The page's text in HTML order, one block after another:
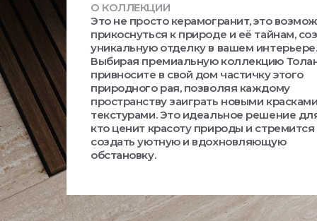
О КОЛЛЕКЦИИ
Это не просто керамогранит, это
прикоснуться к природе и её тайнам,
уникальную отделку в вашем интерьере.
Выбирая премиальную коллекцию
привносите в свой дом частичку этого
природного рая, позволяя каждому
пространству заиграть новыми
текстурами. Это идеальное решение
кто ценит красоту природы и стремится
создать уютную и вдохновляющую
обстановку.